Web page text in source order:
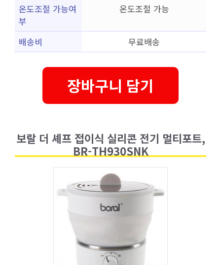
온도조절 가능여
부
온도조절 가능
배송비 무료배송
장바구니 담기
보랄 더 셰프 접이식 실리콘 전기 멀티포트,
BR-TH930SNK